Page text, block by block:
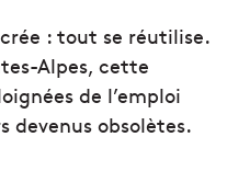
: tout se réutilise.
Alpes, cette
de l’emploi
devenus obsolètes.